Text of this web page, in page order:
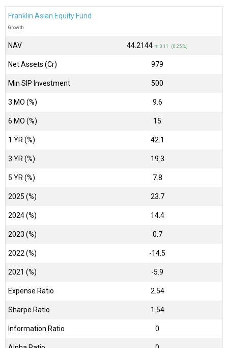
Franklin Asian Equity Fund
Growth
NAV ₹44.2144 ↑ 0.11 (0.25 %)
Net Assets (Cr) ₹979
Min SIP Investment 500
3 MO (%) 9.6
6 MO (%) 15
1 YR (%) 42.1
3 YR (%) 19.3
5 YR (%) 7.8
2025 (%) 23.7
2024 (%) 14.4
2023 (%) 0.7
2022 (%) -14.5
2021 (%) -5.9
Expense Ratio 2.54
Sharpe Ratio 1.54
Information Ratio 0